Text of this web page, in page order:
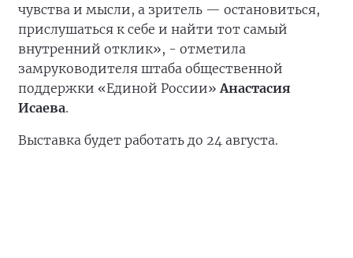
чувства и мысли, а зритель — остановиться,
прислушаться к себе и найти тот самый
внутренний отклик», - отметила
замруководителя штаба общественной
поддержки «Единой России» Анастасия
Исаева.
Выставка будет работать до 24 августа.